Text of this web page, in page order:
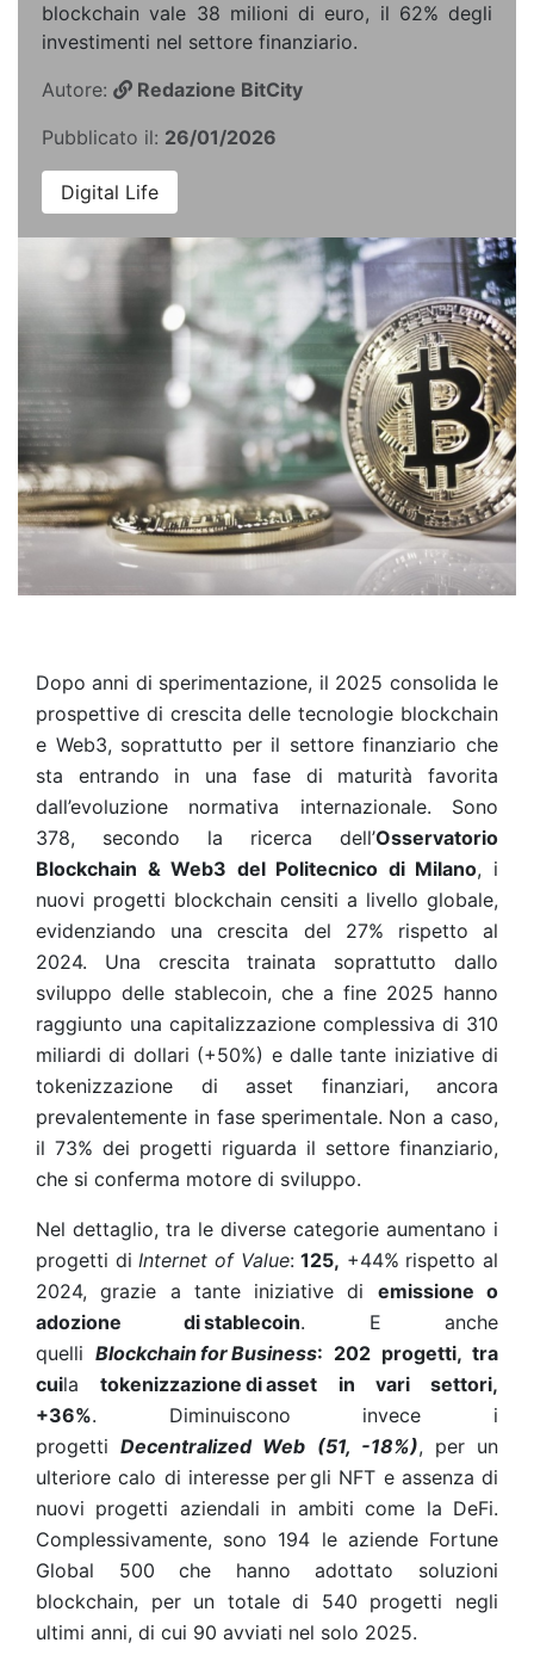
blockchain vale 38 milioni di euro, il 62% degli
investimenti nel settore finanziario.
Autore:
Redazione BitCity
Pubblicato il: 26/01/2026
Digital Life
Dopo anni di sperimentazione, il 2025 consolida le
prospettive di crescita delle tecnologie blockchain
e Web3, soprattutto per il settore finanziario che
sta entrando in una fase di maturità favorita
dall’evoluzione normativa internazionale. Sono
378, secondo la ricerca dell’Osservatorio
Blockchain & Web3 del Politecnico di Milano, i
nuovi progetti blockchain censiti a livello globale,
evidenziando una crescita del 27% rispetto al
2024. Una crescita trainata soprattutto dallo
sviluppo delle stablecoin, che a fine 2025 hanno
raggiunto una capitalizzazione complessiva di 310
miliardi di dollari (+50%) e dalle tante iniziative di
tokenizzazione di asset finanziari, ancora
prevalentemente in fase sperimentale. Non a caso,
il 73% dei progetti riguarda il settore finanziario,
che si conferma motore di sviluppo.
Nel dettaglio, tra le diverse categorie aumentano i
progetti diInternet of Value:125, +44% rispetto al
2024, grazie a tante iniziative di emissione o
adozione distablecoin. E anche
quelli BlockchainforBusiness: 202 progetti, tra
cuilatokenizzazione diasset in vari settori,
+36%. Diminuiscono invece i
progettiDecentralized Web (51, -18%), per un
ulteriore calo di interesse per gli NFT e assenza di
nuovi progetti aziendali in ambiti come la DeFi.
Complessivamente, sono 194 le aziende Fortune
Global 500 che hanno adottato soluzioni
blockchain, per un totale di 540 progetti negli
ultimi anni, di cui 90 avviati nel solo 2025.